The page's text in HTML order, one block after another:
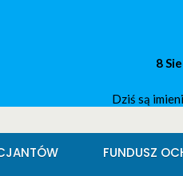
8
Dziś są
FUNDUSZ